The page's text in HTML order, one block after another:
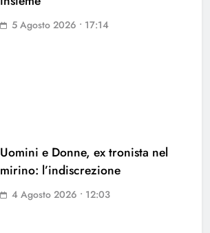
5 Agosto 2026 • 17:14
Uomini e Donne, ex tronista nel
mirino: l’indiscrezione
4 Agosto 2026 • 12:03